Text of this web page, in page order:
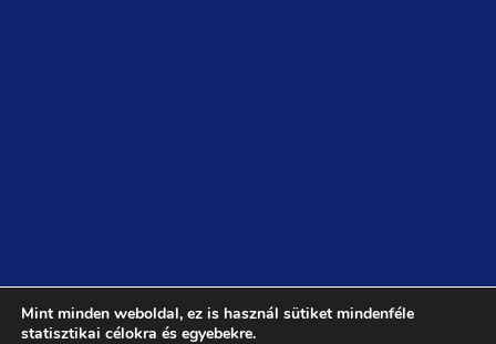
Mint minden weboldal, ez is használ sütiket mindenféle
statisztikai célokra és egyebekre.